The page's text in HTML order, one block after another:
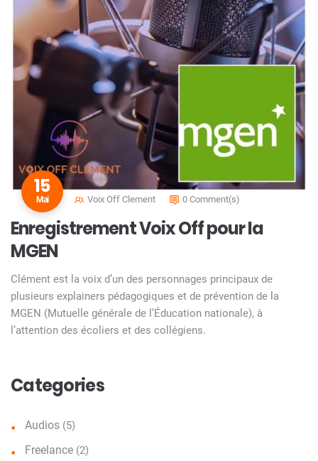
15
Mai Voix Off Clement 0 Comment(s)
Enregistrement Voix Off pour la
MGEN
Clément est la voix d’un des personnages principaux de
plusieurs explainers pédagogiques et de prévention de la
MGEN (Mutuelle générale de l’Éducation nationale), à
l’attention des écoliers et des collégiens.
Categories
Audios (5)
Freelance (2)